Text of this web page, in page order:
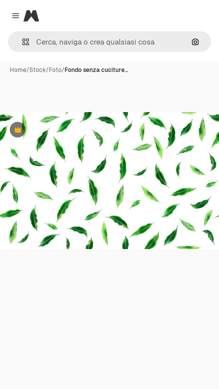
Close menu
Magnific
Cerca
Home/Stock/Foto/Fondo senza cuciture…
Premium